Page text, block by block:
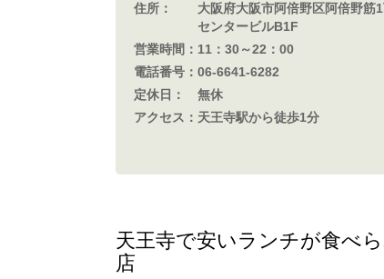
住所：
大阪府大阪市阿倍野区阿倍野
センタービルB1F
営業時間： 11：30～22：00
電話番号： 06-6641-6282
定休日：
無休
アクセス： 天王寺駅から徒歩1分
天王寺で安いランチが食べ
店